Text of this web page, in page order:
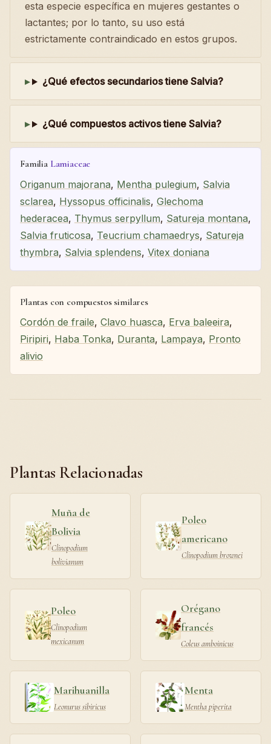
esta especie específica en mujeres gestantes o
lactantes; por lo tanto, su uso está
estrictamente contraindicado en estos grupos.
¿Qué efectos secundarios tiene Salvia?
¿Qué compuestos activos tiene Salvia?
Familia Lamiaceae
Origanum majorana, Mentha pulegium, Salvia
sclarea, Hyssopus officinalis, Glechoma
hederacea, Thymus serpyllum, Satureja montana,
Salvia fruticosa, Teucrium chamaedrys, Satureja
thymbra, Salvia splendens, Vitex doniana
Plantas con compuestos similares
Cordón de fraile, Clavo huasca, Erva baleeira,
Piripiri, Haba Tonka, Duranta, Lampaya, Pronto
alivio
Plantas Relacionadas
Muña de
Bolivia
Clinopodium
bolivianum
Poleo
americano
Clinopodium brownei
Poleo
Clinopodium
mexicanum
Orégano
francés
Coleus amboinicus
Marihuanilla
Leonurus sibiricus
Menta
Mentha piperita